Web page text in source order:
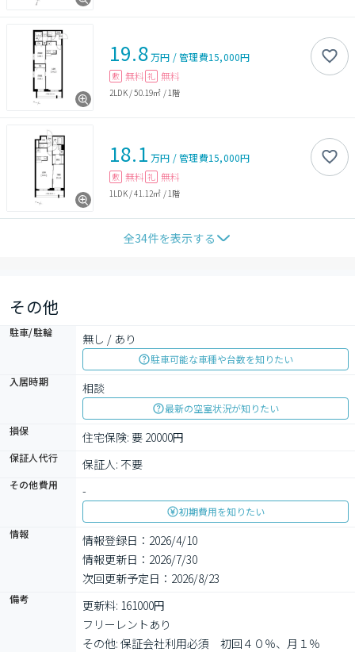
19.8万円 /管理費15,000円
敷 無料 礼 無料
2LDK/50.19㎡ / 1階
18.1 万円 /管理費15,000円
敷 無料 礼 無料
1LDK/41.12㎡ / 1階
全34件を表示する
その他
駐車/駐輪 無し / あり
駐車可能な車種や台数を知りたい
入居時期
相談
最新の空室状況が知りたい
損保
住宅保険: 要 20000円
保証人代行 保証人: 不要
その他費用 -
初期費用を知りたい
情報
情報登録日：2026/4/10
情報更新日：2026/7/30
次回更新予定日：2026/8/23
備考
更新料: 161000円
フリーレントあり
その他: 保証会社利用必須　初回４０％、月１％